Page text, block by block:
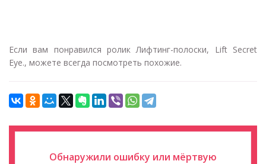
Если вам понравился ролик Лифтинг-полоски, Lift Secret
Eye., можете всегда посмотреть похожие.
Обнаружили ошибку или мёртвую